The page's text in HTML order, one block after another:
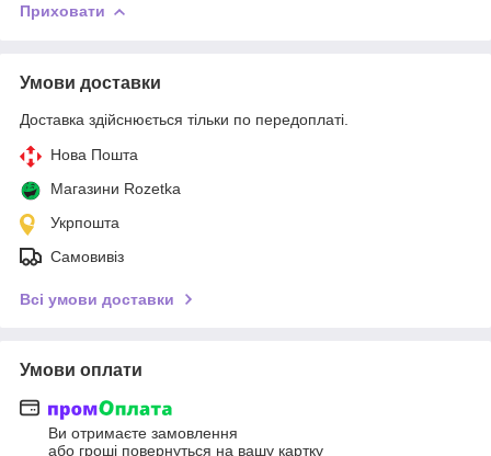
Приховати
Умови доставки
Доставка здійснюється тільки по передоплаті.
Нова Пошта
Магазини Rozetka
Укрпошта
Самовивіз
Всі умови доставки
Умови оплати
Ви отримаєте замовлення
або гроші повернуться на вашу картку